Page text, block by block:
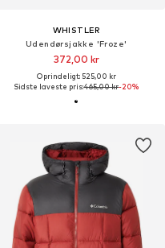
WHISTLER
Udendørsjakke 'Froze'
372,00 kr
Oprindeligt: 525,00 kr
Sidste laveste pris:465,00 kr-20%